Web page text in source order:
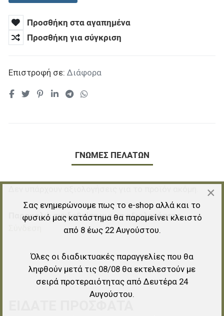
Προσθήκη στα αγαπημένα
Προσθήκη για σύγκριση
Επιστροφή σε: Διάφορα
ΓΝΏΜΕΣ ΠΕΛΑΤΏΝ
Παρακαλώ συνδεθείτε για να αξιολογήσετε.
×
Σας ενημερώνουμε πως το e-shop αλλά και το
φυσικό μας κατάστημα θα παραμείνει κλειστό
από 8 έως 22 Αυγούστου.
Όλες οι διαδικτυακές παραγγελίες που θα
ληφθούν μετά τις 08/08 θα εκτελεστούν με
σειρά προτεραιότητας από Δευτέρα 24
Αυγούστου.